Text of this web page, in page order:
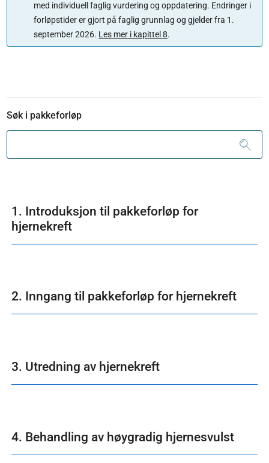
med individuell faglig vurdering og oppdatering. Endringer i
forløpstider er gjort på faglig grunnlag og gjelder fra 1.
september 2026. Les mer i kapittel 8.
Søk i pakkeforløp
1. Introduksjon til pakkeforløp for
hjernekreft
2. Inngang til pakkeforløp for hjernekreft
3. Utredning av hjernekreft
4. Behandling av høygradig hjernesvulst